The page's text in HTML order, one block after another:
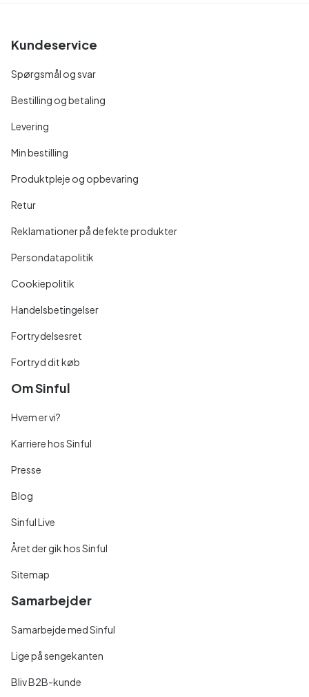
Kundeservice
Spørgsmål og svar
Bestilling og betaling
Levering
Min bestilling
Produktpleje og opbevaring
Retur
Reklamationer på defekte produkter
Persondatapolitik
Cookiepolitik
Handelsbetingelser
Fortrydelsesret
Fortryd dit køb
Om Sinful
Hvem er vi?
Karriere hos Sinful
Presse
Blog
Sinful Live
Året der gik hos Sinful
Sitemap
Samarbejder
Samarbejde med Sinful
Lige på sengekanten
Bliv B2B-kunde